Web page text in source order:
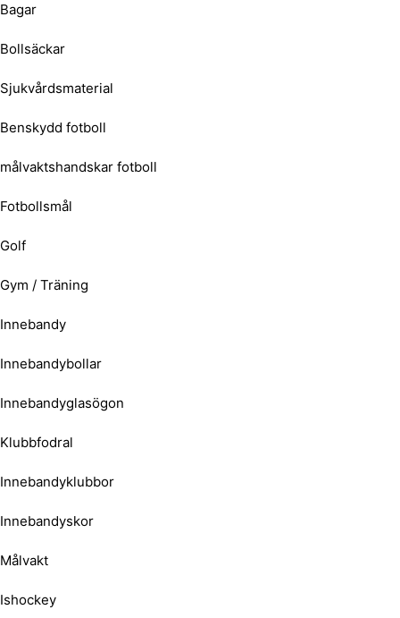
Bagar
Bollsäckar
Sjukvårdsmaterial
Benskydd fotboll
målvaktshandskar fotboll
Fotbollsmål
Golf
Gym / Träning
Innebandy
Innebandybollar
Innebandyglasögon
Klubbfodral
Innebandyklubbor
Innebandyskor
Målvakt
Ishockey